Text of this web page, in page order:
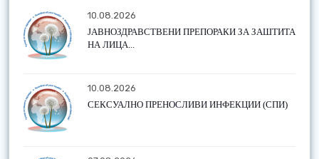
10.08.2026
ЈАВНОЗДРАВСТВЕНИ ПРЕПОРАКИ ЗА ЗАШТИТА
НА ЛИЦА...
10.08.2026
СЕКСУАЛНО ПРЕНОСЛИВИ ИНФЕКЦИИ (СПИ)